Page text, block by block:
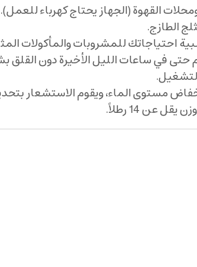
القهوة (الجهاز يحتاج كهرباء للعمل).